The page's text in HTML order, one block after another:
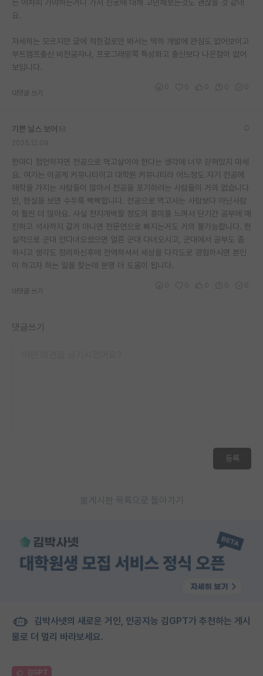
는 어차피 가야하는거니 가서 진로에 대해 고민해보는것도 괜찮을 것 같네
요.
자세히는 모르지만 글에 적힌걸로만 봐서는 딱히 개발에 관심도 없어보이고
부트캠프출신 비전공자나, 프로그래밍쪽 특성화고 출신보다 나은점이 없어
보입니다.
대댓글 쓰기
기쁜 닐스 보어
한마디 첨언하자면 전공으로 먹고살아야 한다는 생각에 너무 갇혀있지 마세
요. 여기는 이공계 커뮤니티이고 대학원 커뮤니티라 어느정도 자기 전공에
애착을 가지는 사람들이 많아서 전공을 포기하려는 사람들이 거의 없습니다
만, 현실을 보면 수두룩 빡빡합니다. 전공으로 먹고사는 사람보다 아닌사람
이 훨씬 더 많아요. 사실 천지개벽할 정도의 흥미를 느껴서 단기간 공부에 매
진하고 석사까지 갈거 아니면 전문연으로 빠지는거도 거의 불가능합니다. 현
실적으로 군대 안다녀오셨으면 얼른 군대 다녀오시고, 군대에서 공부도 좀
하시고 생각도 정리하신후에 전역하셔서 세상을 다각도로 경험하시면 본인
이 하고자 하는 일을 찾는데 분명 더 도움이 됩니다.
대댓글 쓰기
댓글쓰기
등록
게시판 목록으로 돌아가기
김박사넷의 새로운 거인, 인공지능 김GPT가 추천하는 게시
물로 더 멀리 바라보세요.
김GPT